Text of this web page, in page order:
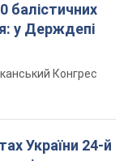
балістичних
у Держдепі
Конгрес
України 24-й